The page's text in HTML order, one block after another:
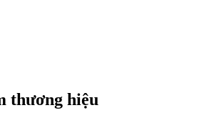
thương hiệu